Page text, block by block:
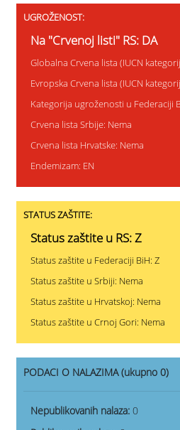
UGROŽENOST:
Na "Crvenoj listi" RS: DA
Globalna Crvena lista (IUCN
Evropska Crvena lista (IUCN
Kategorija ugroženosti u Federaciji
Crvena lista Srbije: Nema
Crvena lista Hrvatske: Nema
Endemizam: EN
STATUS ZAŠTITE:
Status zaštite u RS: Z
Status zaštite u Federaciji BiH: Z
Status zaštite u Srbiji: Nema
Status zaštite u Hrvatskoj: Nema
Status zaštite u Crnoj Gori: Nema
PODACI O NALAZIMA (ukupno 0)
Nepublikovanih nalaza: 0